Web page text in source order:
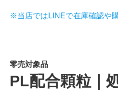
※当店ではLINEで在庫確認や
零売対象品
PL配合顆粒｜